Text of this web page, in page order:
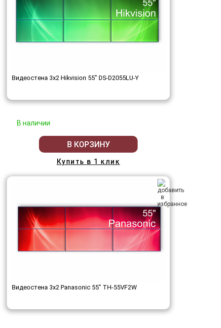
Видеостена 3x2 Hikvision 55" DS-D2055LU-Y
В наличии
В КОРЗИНУ
Купить в 1 клик
Видеостена 3x2 Panasonic 55" TH-55VF2W